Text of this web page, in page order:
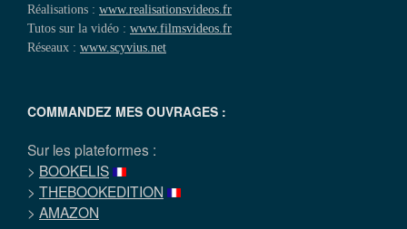
Réalisations : www.realisationsvideos.fr
Tutos sur la vidéo : www.filmsvideos.fr
Réseaux : www.scyvius.net
COMMANDEZ MES OUVRAGES :
Sur les plateformes :
> BOOKELIS
> THEBOOKEDITION
> AMAZON